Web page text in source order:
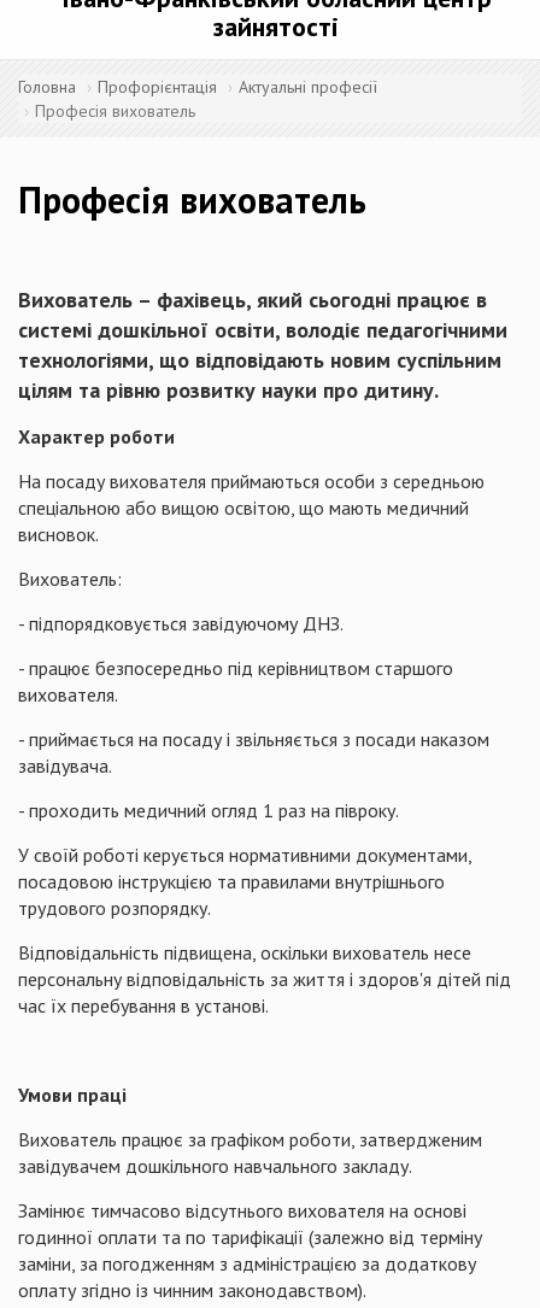
зайнятості
Головна Профорієнтація
Актуальні професії
Професія вихователь
Професія вихователь
Вихователь – фахівець, який сьогодні працює в
системі дошкільної освіти, володіє педагогічними
технологіями, що відповідають новим суспільним
цілям та рівню розвитку науки про дитину.
Характер роботи
На посаду вихователя приймаються особи з середньою
спеціальною або вищою освітою, що мають медичний
висновок.
Вихователь:
- підпорядковується завідуючому ДНЗ.
- працює безпосередньо під керівництвом старшого
вихователя.
- приймається на посаду і звільняється з посади наказом
завідувача.
- проходить медичний огляд 1 раз на півроку.
У своїй роботі керується нормативними документами,
посадовою інструкцією та правилами внутрішнього
трудового розпорядку.
Відповідальність підвищена, оскільки вихователь несе
персональну відповідальність за життя і здоров'я дітей під
час їх перебування в установі.
Умови праці
Вихователь працює за графіком роботи, затвердженим
завідувачем дошкільного навчального закладу.
Замінює тимчасово відсутнього вихователя на основі
годинної оплати та по тарифікації (залежно від терміну
заміни, за погодженням з адміністрацією за додаткову
оплату згідно із чинним законодавством).